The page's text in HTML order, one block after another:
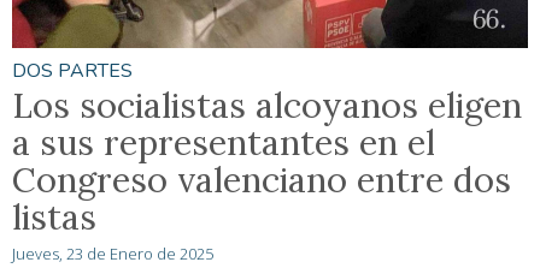
DOS PARTES
Los socialistas alcoyanos eligen
a sus representantes en el
Congreso valenciano entre dos
listas
Jueves, 23 de Enero de 2025